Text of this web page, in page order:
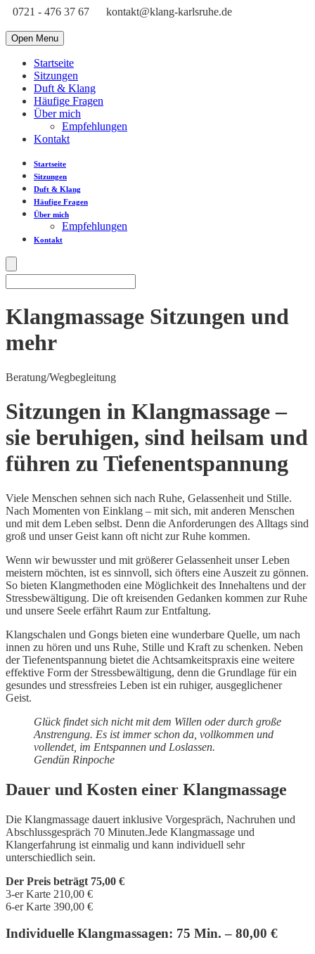
0721 - 476 37 67 kontakt@klang-karlsruhe.de
Open Menu
Startseite
Sitzungen
Duft & Klang
Häufige Fragen
Über mich
Empfehlungen
Kontakt
Startseite
Sitzungen
Duft & Klang
Häufige Fragen
Über mich
Empfehlungen
Kontakt
Klangmassage Sitzungen und
mehr
Beratung/Wegbegleitung
Sitzungen in Klangmassage –
sie beruhigen, sind heilsam und
führen zu Tiefenentspannung
Viele Menschen sehnen sich nach Ruhe, Gelassenheit und Stille.
Nach Momenten von Einklang – mit sich, mit anderen Menschen
und mit dem Leben selbst. Denn die Anforderungen des Alltags sind
groß und unser Geist kann oft nicht zur Ruhe kommen.
Wenn wir bewusster und mit größerer Gelassenheit unser Leben
meistern möchten, ist es sinnvoll, sich öfters eine Auszeit zu gönnen.
So bieten Klangmethoden eine Möglichkeit des Innehaltens und der
Stressbewältigung. Die oft kreisenden Gedanken kommen zur Ruhe
und unsere Seele erfährt Raum zur Entfaltung.
Klangschalen und Gongs bieten eine wunderbare Quelle, um nach
innen zu hören und uns Ruhe, Stille und Kraft zu schenken. Neben
der Tiefenentspannung bietet die Achtsamkeitspraxis eine weitere
effektive Form der Stressbewältigung, denn die Grundlage für ein
gesundes und stressfreies Leben ist ein ruhiger, ausgeglichener
Geist.
Glück findet sich nicht mit dem Willen oder durch große
Anstrengung. Es ist immer schon da, vollkommen und
vollendet, im Entspannen und Loslassen.
Gendün Rinpoche
Dauer und Kosten einer Klangmassage
Die Klangmassage dauert inklusive Vorgespräch, Nachruhen und
Abschlussgespräch 70 Minuten.Jede Klangmassage und
Klangerfahrung ist einmalig und kann individuell sehr
unterschiedlich sein.
Der Preis beträgt 75,00 €
3-er Karte 210,00 €
6-er Karte 390,00 €
Individuelle Klangmassagen: 75 Min. – 80,00 €